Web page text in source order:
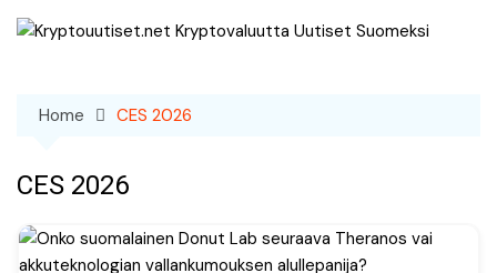
Skip
Home CES 2026
CES 2026